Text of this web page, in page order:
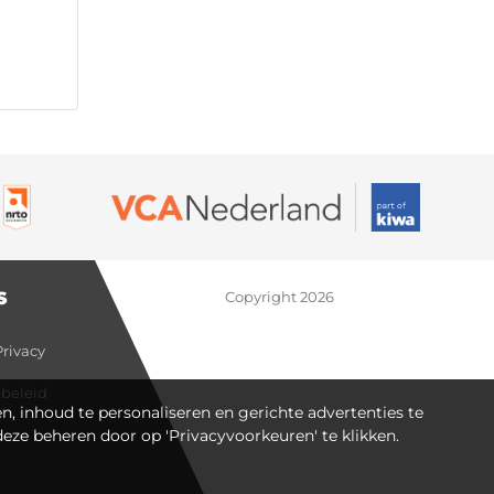
Copyright 2026
inhoud te personaliseren en gerichte advertenties te
beheren door op 'Privacyvoorkeuren' te klikken.